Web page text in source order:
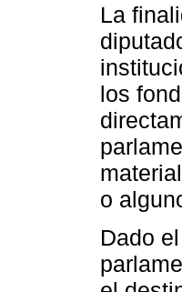
La
los
o
Dado